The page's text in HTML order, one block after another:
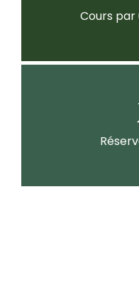
Cours